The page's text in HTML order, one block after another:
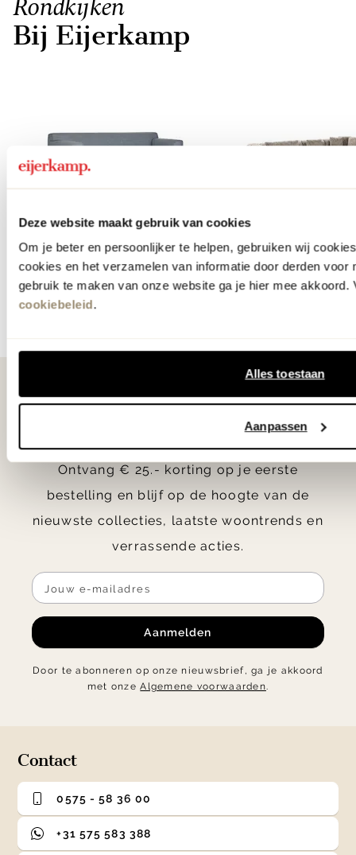
Deze website maakt gebruik van cookies
Om je beter en persoonlijker te helpen, gebruiken wij
cookies en het verzamelen van informatie door derden voor
gebruik te maken van onze website ga je hier mee akkoord.
cookiebeleid.
Alles toestaan
Aanpassen
Bij Eijerkamp
Banken
Als eerste
Ontvang € 25.- korting op je eerste
bestelling en blijf op de hoogte van de
nieuwste collecties, laatste woontrends en
verrassende acties.
Aanmelden
Door te abonneren op onze nieuwsbrief, ga je akkoord
met onzeAlgemene voorwaarden.
Contact
0575 - 58 36 00
+31 575 583 388